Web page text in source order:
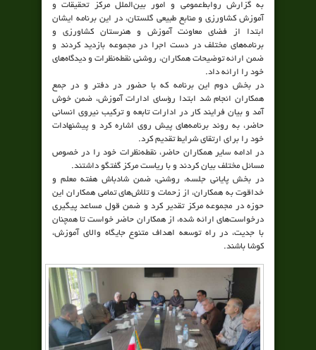
به گزارش روابط‌عمومی و امور بین‌الملل مرکز تحقیقات و
آموزش کشاورزی و منابع طبیعی گلستان، در این برنامه ایشان
ابتدا از فضای معاونت آموزش و هنرستان کشاورزی و
برنامه‌های مختلف در دست اجرا در مجموعه بازدید کردند و
ضمن ارائه توضیحات همکاران، روشنی نقطه‌نظرات و دیدگاه‌های
خود را ارائه داد.
در بخش دوم این برنامه که با حضور در دفتر و در جمع
همکاران انجام شد ابتدا رؤسای ادارات آموزش، ضمن خوش
آمد و بیان فرایند کار در ادارات تابعه و ترکیب نیروی انسانی
حاضر، به روند برنامه‌های پیش روی اشاره کرد و پیشنهادات
خود را برای ارتقای شرایط تقدیم کرد.
در ادامه سایر همکاران حاضر، نقطه‌نظرات خود را در خصوص
مسائل مختلف بیان کردند و با ریاست مرکز گفتگو داشتند.
در بخش پایانی جلسه، روشنی، ضمن شادباش هفته معلم و
خداقوت به همکاران، از زحمات و تلاش‌های تمامی همکاران این
حوزه در مجموعه مرکز تقدیر کرد و ضمن قول مساعد پیگیری
درخواست‌های ارائه شده، از همکاران حاضر خواست تا همچنان
با جدیت، در راه توسعه اهداف متنوع جایگاه والای آموزش،
کوشا باشند.